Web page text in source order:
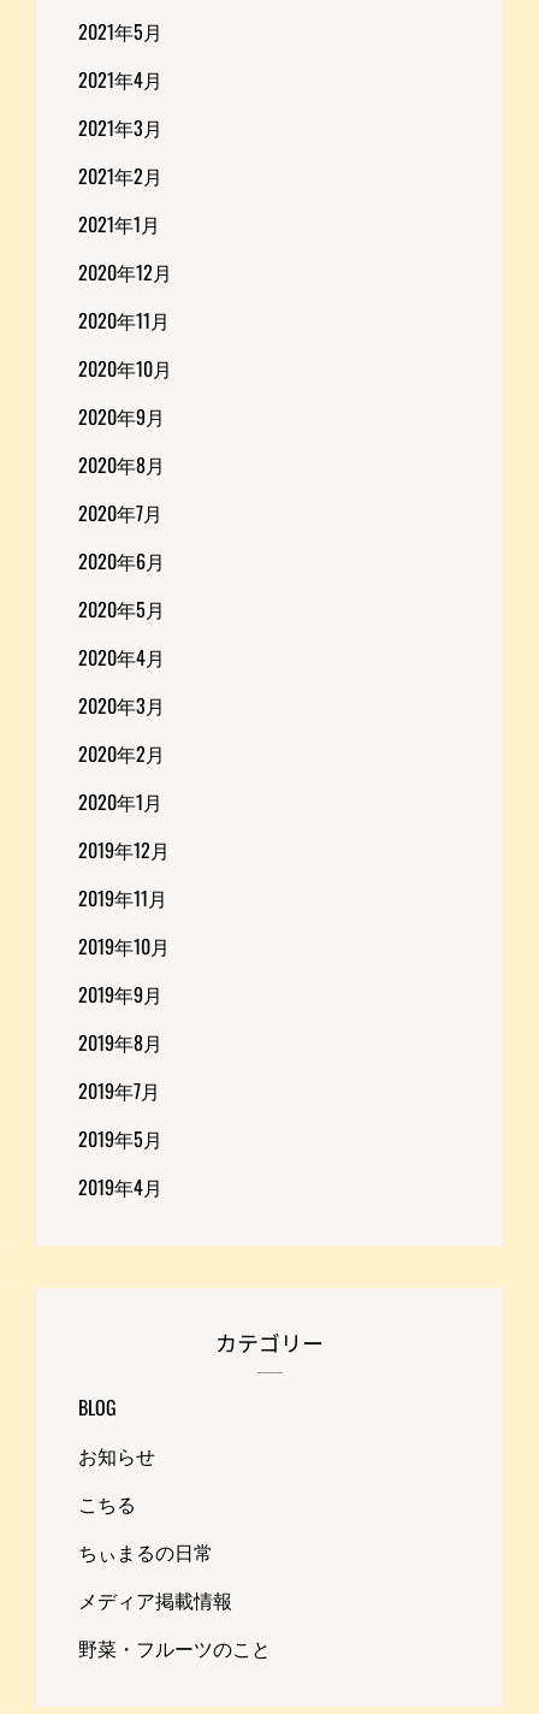
2021年5月
2021年4月
2021年3月
2021年2月
2021年1月
2020年12月
2020年11月
2020年10月
2020年9月
2020年8月
2020年7月
2020年6月
2020年5月
2020年4月
2020年3月
2020年2月
2020年1月
2019年12月
2019年11月
2019年10月
2019年9月
2019年8月
2019年7月
2019年5月
2019年4月
カテゴリー
BLOG
お知らせ
こちる
ちぃまるの日常
メディア掲載情報
野菜・フルーツのこと